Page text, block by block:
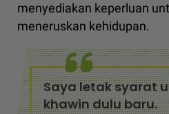
menyediakan keperluan
meneruskan kehidupan.
Saya letak syarat
khawin dulu baru.